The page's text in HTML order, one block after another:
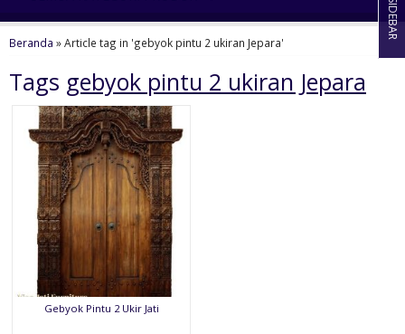
Beranda »Article tag in 'gebyok pintu 2 ukiran Jepara'
Tags gebyok pintu 2 ukiran Jepara
Gebyok Pintu 2 Ukir Jati
SIDEBAR